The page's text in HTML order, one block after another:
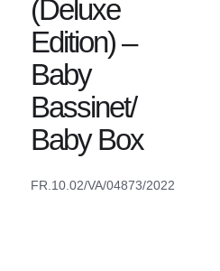
(Deluxe
Edition) –
Baby
Bassinet/
Baby Box
FR.10.02/VA/04873/2022